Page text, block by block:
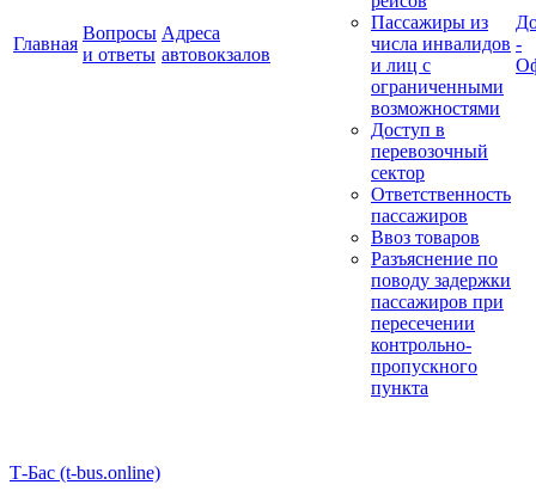
Главная
Вопросы
и ответы
Адреса
автовокзалов
Пассажиры из
числа инвалидов
и лиц с
ограниченными
возможностями
Доступ в
перевозочный
сектор
Ответственность
пассажиров
Ввоз товаров
Разъяснение по
поводу задержки
пассажиров при
пересечении
контрольно-
пропускного
пункта
-
Т-Бас (t-bus.online)